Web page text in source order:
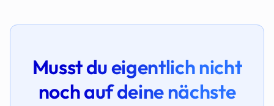
Musst du eigentlich nicht
noch auf deine nächste